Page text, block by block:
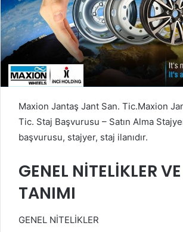
Maxion Jantaş Jant San. Tic.Maxion
Tic. Staj Başvurusu – Satın Alma
başvurusu, stajyer, staj ilanıdır.
GENEL NİTELİKLER
TANIMI
GENEL NİTELİKLER